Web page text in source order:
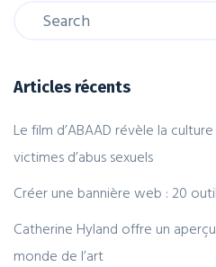
Articles récents
Le film d’ABAAD révèle la
victimes d’abus sexuels
Créer une bannière web : 20
Catherine Hyland offre un
monde de l’art